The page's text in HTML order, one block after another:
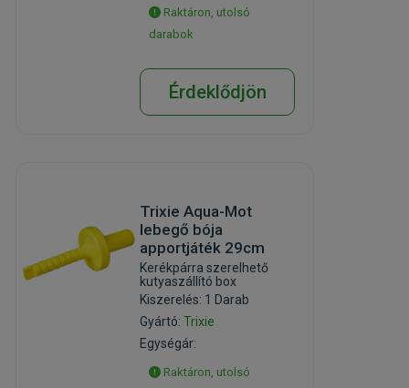
Raktáron, utolsó
darabok
Érdeklődjön
Trixie Aqua-Mot
lebegő bója
apportjáték 29cm
Kerékpárra szerelhető
kutyaszállító box
Kiszerelés: 1 Darab
Gyártó:Trixie
Egységár:
Raktáron, utolsó